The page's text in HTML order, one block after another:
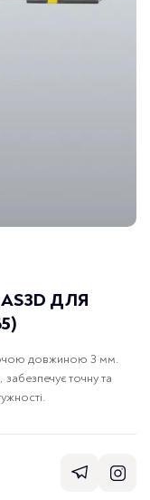
ДЛЯ
довжиною 3 мм.
точну та